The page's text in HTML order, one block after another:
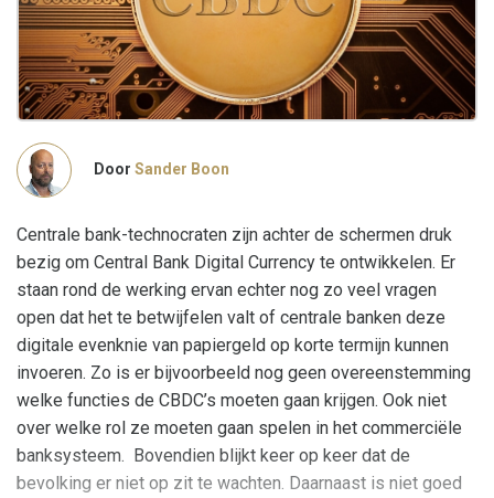
Door Sander Boon
Centrale bank-technocraten zijn achter de schermen druk
bezig om Central Bank Digital Currency te ontwikkelen. Er
staan rond de werking ervan echter nog zo veel vragen
open dat het te betwijfelen valt of centrale banken deze
digitale evenknie van papiergeld op korte termijn kunnen
invoeren. Zo is er bijvoorbeeld nog geen overeenstemming
welke functies de CBDC’s moeten gaan krijgen. Ook niet
over welke rol ze moeten gaan spelen in het commerciële
banksysteem. Bovendien blijkt keer op keer dat de
bevolking er niet op zit te wachten. Daarnaast is niet goed